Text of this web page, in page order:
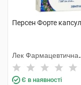
Персен Форте
Лек Фармацевтична
компанія
Є в наявності